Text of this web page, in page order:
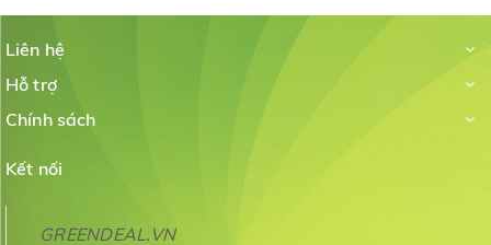
Liên hệ
Hỗ trợ
Chính sách
Kết nối
GREENDEAL.VN